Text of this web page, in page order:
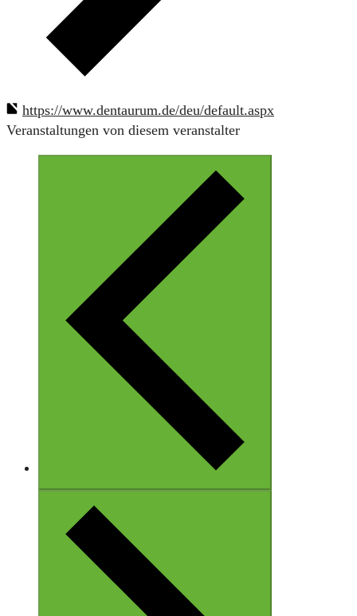
https://www.dentaurum.de/deu/default.aspx
Veranstaltungen von diesem veranstalter